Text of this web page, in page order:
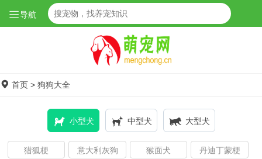
导航
首页 > 狗狗大全
小型犬 中型犬 大型犬
猎狐梗 意大利灰狗 猴面犬 丹迪丁蒙梗